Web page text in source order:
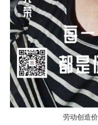
劳动创造